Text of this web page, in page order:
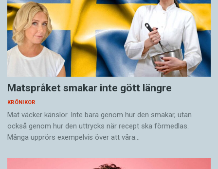
Matspråket smakar inte gött längre
KRÖNIKOR
Mat väcker känslor. Inte bara genom hur den smakar, utan
också genom hur den uttrycks när recept ska förmedlas.
Många upprörs exempelvis över att våra…